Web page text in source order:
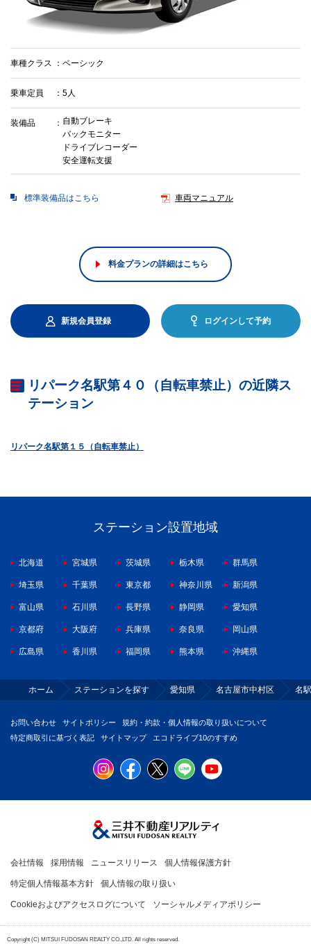
車種クラス ベーシック
乗車定員 5人
装備品
自動ブレーキ
バックモニター
ドライブレコーダー
安全運転支援
標準装備品はこちら 車両マニュアル
料金プランの詳細はこちら
新規会員登録 ログインして予約
リパーク名駅第４０（自転車禁止）の近隣ス
テーション
リパーク名駅第１５（自転車禁止）
ステーション設置地域
北海道 宮城県 茨城県 栃木県 群馬県
埼玉県 千葉県 東京都 神奈川県 新潟県
富山県 石川県 長野県 静岡県 愛知県
京都府 大阪府 兵庫県 奈良県 岡山県
広島県 香川県 福岡県 熊本県 沖縄県
ホーム ステーションを探す 愛知県 名古屋市中村区 名駅
お問い合わせ サイトポリシー
規約・約款・個人情報の取り扱いについて
特定商取引に基づく表記
サイトマップ エコドライブ10のすすめ
会社情報 採用情報 ニュースリリース 個人情報保護方針
特定個人情報基本方針 個人情報の取り扱い
Cookieおよびアクセスログについて ソーシャルメディアポリシー
Copyright (C) MITSUI FUDOSAN REALTY CO.,LTD. All rights reserved.